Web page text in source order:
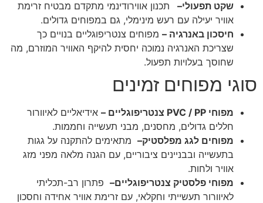
שקט תפעולי–
תכנון אווירודינמי מתקדם מבטיח זרימת
אוויר יעילה עם רעש מינימלי, גם במפוחים גדולים.
חיסכון באנרגיה – מפוחים צנטריפוגליים בנויים כך
שצריכת האנרגיה נמוכה יחסית להיקף האוויר המוזרם, מה
שחוסך בעלויות תפעול.
סוגי מפוחים זמינים
מפוחי צנטריפוגליים – אידיאליים לאיוורור
חללים גדולים, מחסנים, מבני תעשייה וחממות.
מפוחים לגג מפלסטיק– מתאימים להתקנה על גגות
בתעשייה ובבניינים ציבוריים, עם הגנה מלאה מפני מזג
אוויר ולחות.
מפוחי פלסטיק צנטריפוגליים– פתרון רב-תכליתי
לאיוורור תעשייתי וחקלאי, עם זרימת אוויר אחידה וחסכון